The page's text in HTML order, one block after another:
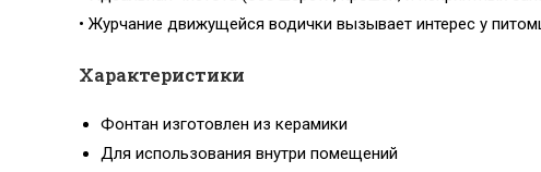
• Журчание движущейся водички вызывает интерес у
Характеристики
Фонтан изготовлен из керамики
Для использования внутри помещений